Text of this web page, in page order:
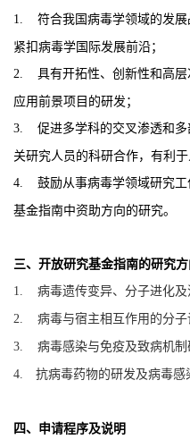
1.
符合我国病毒学领域的发展
紧扣病毒学国际发展前沿；
2.
具有开拓性、创新性和高
应用前景项目的研发；
3.
促进多学科的交叉渗透和
关研究人员的科研合作，有利
4.
鼓励从事病毒学领域研究
基金指南中资助方向的研究。
三、开放研究基金指南的研究
1.
病毒遗传变异、 分子进化
2. 病毒与宿主相互作用的分子
3. 病毒感染与免疫及致病机制
4. 抗病毒药物的研发及病毒感
四、申请程序及说明